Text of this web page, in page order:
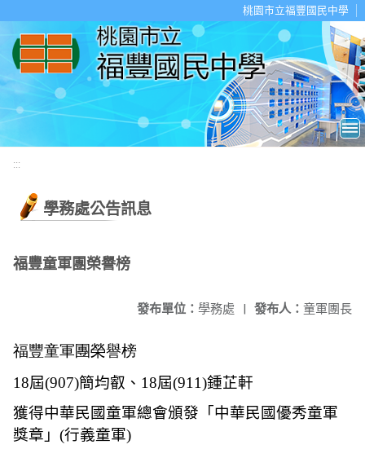
桃園市立福豐國民中學
:::
學務處公告訊息
福豐童軍團榮譽榜
發布人： 童軍團長
發布單位： 學務處 |
福豐童軍團榮譽榜
18屆(907)簡均叡、 18屆(911)鍾芷軒
獲得中華民國童軍總會頒發「中華民國優秀童軍
獎章」 (行義童軍)